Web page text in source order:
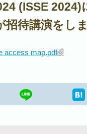
(ISSE 2024)
招待講演をしま
access map.pdf